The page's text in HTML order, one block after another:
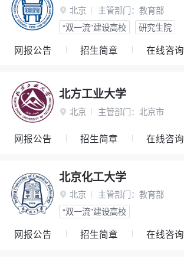
 北京 主管部门： 教育部
“双一流”建设高校
研究生院
网报公告 招生简章 在线咨询
北方工业大学
 北京 主管部门： 北京市
网报公告 招生简章 在线咨询
北京化工大学
 北京 主管部门： 教育部
“双一流”建设高校
网报公告 招生简章 在线咨询